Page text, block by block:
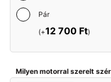
Pár
(+12 700 Ft)
Milyen motorral szerelt